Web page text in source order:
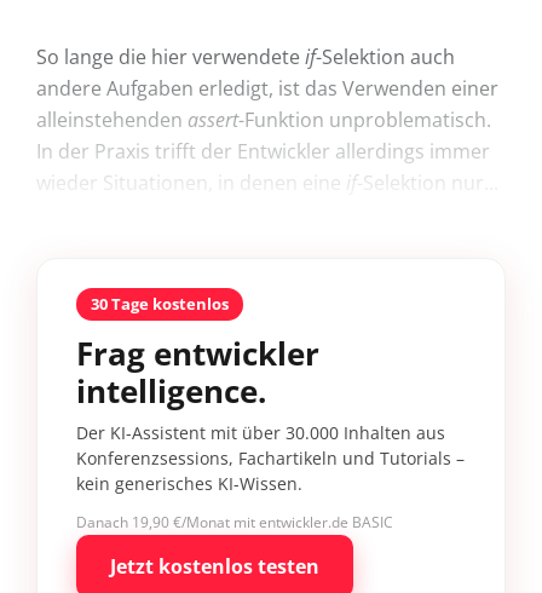
So lange die hier verwendete if-Selektion auch
andere Aufgaben erledigt, ist das Verwenden einer
alleinstehenden assert-Funktion unproblematisch.
In der Praxis trifft der Entwickler allerdings immer
wieder Situationen, in denen eine if-Selektion nur...
30 Tage kostenlos
Frag entwickler
intelligence.
Der KI-Assistent mit über 30.000 Inhalten aus
Konferenzsessions, Fachartikeln und Tutorials –
kein generisches KI-Wissen.
Danach 19,90 €/Monat mit entwickler.de BASIC
Jetzt kostenlos testen